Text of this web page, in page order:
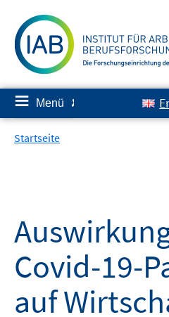
zum
Inhalt
≡ Menü ✘
Startseite
Covid-19-
auf